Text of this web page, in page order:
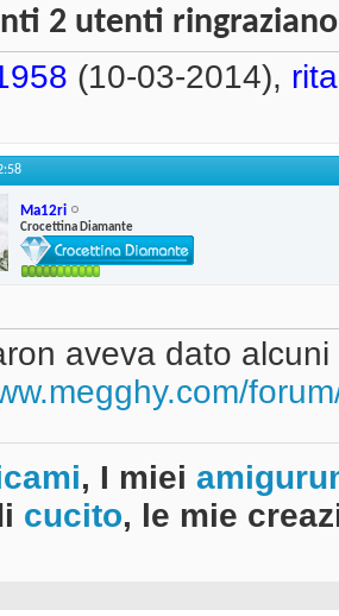
2 utenti
(10-03-2014),
Ma12ri
Crocettina Diamante
aveva dato
, I miei
cucito, le mie